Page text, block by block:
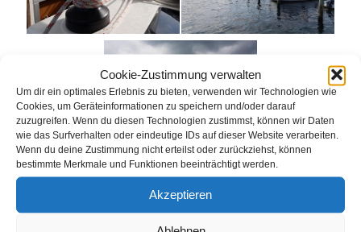
Cookie-Zustimmung verwalten
Um dir ein optimales Erlebnis zu bieten, verwenden wir Technologien wie
Cookies, um Geräteinformationen zu speichern und/oder darauf
zuzugreifen. Wenn du diesen Technologien zustimmst, können wir Daten
wie das Surfverhalten oder eindeutige IDs auf dieser Website verarbeiten.
Wenn du deine Zustimmung nicht erteilst oder zurückziehst, können
bestimmte Merkmale und Funktionen beeinträchtigt werden.
Akzeptieren